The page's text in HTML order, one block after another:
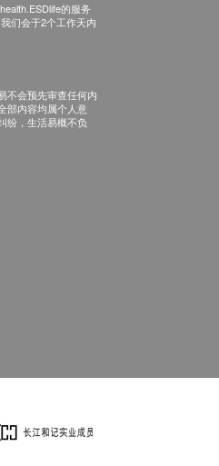
的服务
们会于2个工作天内
不会预先审查任何内
部内容均属个人意
纷，生活易概不负